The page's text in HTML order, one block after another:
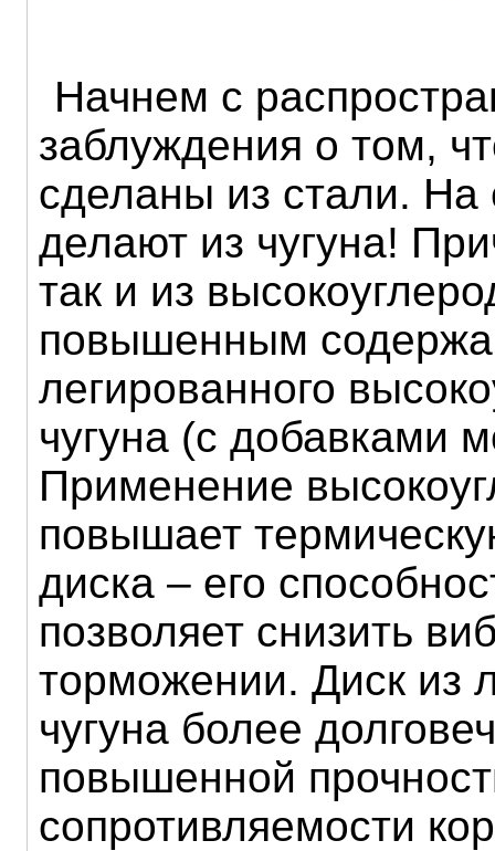
Начнем с
заблуждения о том,
сделаны из стали.
делают из чугуна!
так и из
повышенным
легированного
чугуна (с добавками
Применение
повышает
диска – его
позволяет снизить
торможении. Диск из
чугуна более
повышенной
сопротивляемости